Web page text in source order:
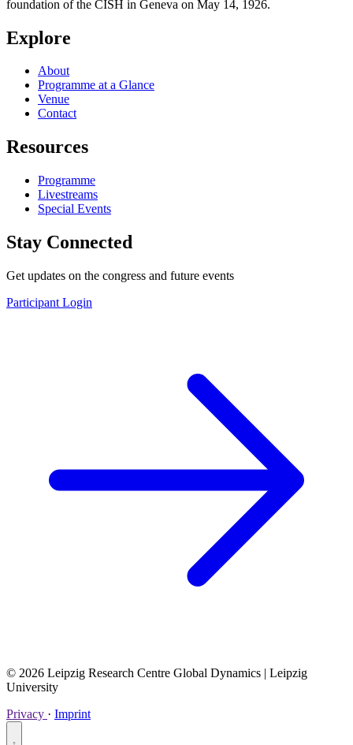
foundation of the CISH in Geneva on May 14, 1926.
Explore
About
Programme at a Glance
Venue
Contact
Resources
Programme
Livestreams
Special Events
Stay Connected
Get updates on the congress and future events
Participant Login
© 2026 Leipzig Research Centre Global Dynamics | Leipzig
University
Privacy · Imprint